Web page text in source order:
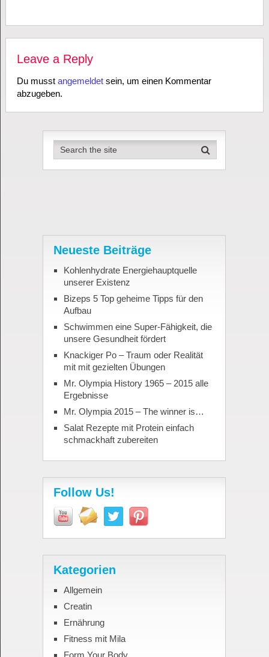
Leave a Reply
Du musst angemeldetsein, um einen Kommentar
abzugeben.
Neueste Beiträge
Kohlenhydrate Energiehauptquelle
unserer Existenz
Bizeps 5 Top geheime Tipps für den
Aufbau
Schwimmen eine Super-Fähigkeit, die
unsere Gesundheit fördert
Knackiger Po – Traum oder Realität
mit mit gezielten Übungen
Mr. Olympia History 1965 – 2015 alle
Ergebnisse
Mr. Olympia 2015 – The winner is…
Salat Rezepte mit Protein einfach
schmackhaft zubereiten
Follow Us!
Kategorien
Allgemein
Creatin
Ernährung
Fitness mit Mila